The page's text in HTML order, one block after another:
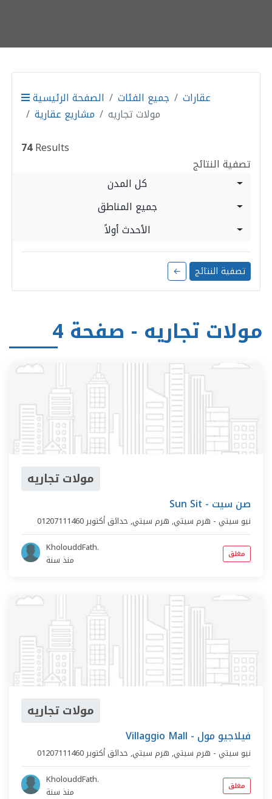
الصفحة الرئيسية جميع الفئات
عقارات
مشاريع عقارية
مولات تجاريه
74Results
تصفية النتائج
كل المدن
جميع المناطق
الأحدث أولاً
← تصفية النتائج
مولات تجاريه - صفحة 4
مولات تجاريه
Sun Sit - صن سيت
نيو سيتي - هرم سيتي, هرم سيتي, حدائق أكتوبر
KholouddFath.
منذ سنة
مغلق
مولات تجاريه
Villaggio Mall - فيلاجيو مول
نيو سيتي - هرم سيتي, هرم سيتي, حدائق أكتوبر
KholouddFath.
منذ سنة
مغلق